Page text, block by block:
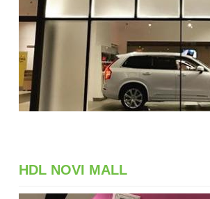
HDL NOVI MALL